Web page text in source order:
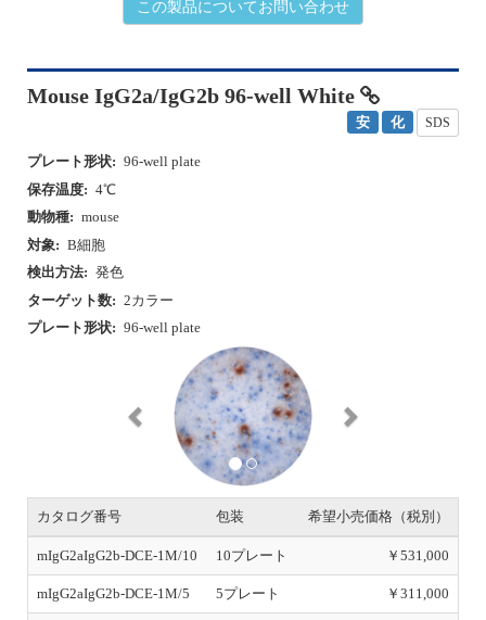
この製品についてお問い合わせ
Mouse IgG2a/IgG2b 96-well White
安 化 SDS
プレート形状: 96-well plate
保存温度: 4℃
動物種: mouse
対象: B細胞
検出方法: 発色
ターゲット数: 2カラー
プレート形状: 96-well plate
v
s
t
カタログ番号 包装 希望小売価格（税別）
mIgG2aIgG2b-DCE-1M/10 10プレート ￥531,000
mIgG2aIgG2b-DCE-1M/5 5プレート ￥311,000